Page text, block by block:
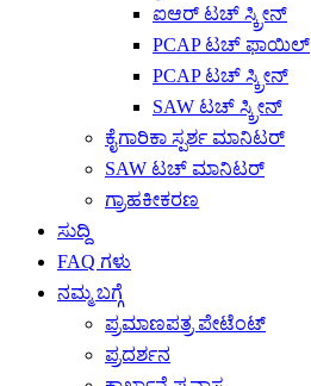
ಐಆರ್ ಟಚ್ ಸ್ಕ್ರೀನ್
PCAP ಟಚ್ ಫಾಯಿಲ್
PCAP ಟಚ್ ಸ್ಕ್ರೀನ್
SAW ಟಚ್ ಸ್ಕ್ರೀನ್
ಕೈಗಾರಿಕಾ ಸ್ಪರ್ಶ ಮಾನಿಟರ್
SAW ಟಚ್ ಮಾನಿಟರ್
ಗ್ರಾಹಕೀಕರಣ
ಸುದ್ದಿ
FAQ ಗಳು
ನಮ್ಮ ಬಗ್ಗೆ
ಪ್ರಮಾಣಪತ್ರ ಪೇಟೆಂಟ್
ಪ್ರದರ್ಶನ